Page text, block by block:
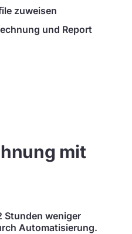
zuweisen
und Report
mit
Stunden weniger
Automatisierung.